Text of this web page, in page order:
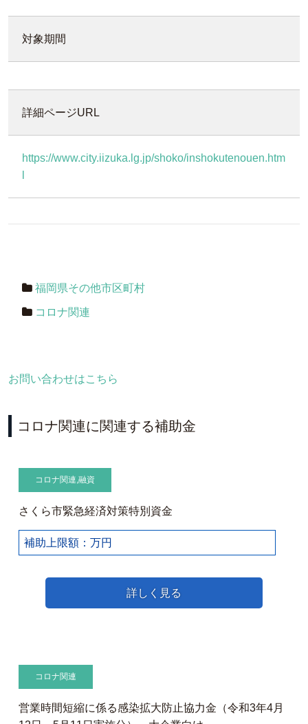
対象期間
詳細ページURL
https://www.city.iizuka.lg.jp/shoko/inshokutenouen.htm
福岡県その他市区町村
コロナ関連
お問い合わせはこちら
コロナ関連に関連する補助金
コロナ関連,融資
さくら市緊急経済対策特別資金
補助上限額：万円
詳しく見る
コロナ関連
営業時間短縮に係る感染拡大防止協力金（令和3年4月